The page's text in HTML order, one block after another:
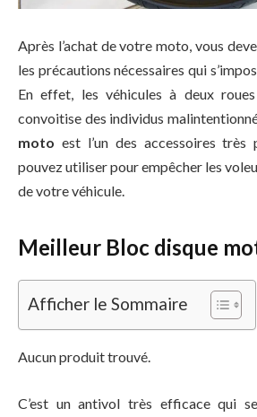
Après l’achat de votre moto, vous
les précautions nécessaires qui
En effet, les véhicules à deux
convoitise des individus
moto est l’un des accessoires très
pouvez utiliser pour empêcher les
de votre véhicule.
Meilleur Bloc disque
Afficher le Sommaire
Aucun produit trouvé.
C’est un antivol très efficace qui